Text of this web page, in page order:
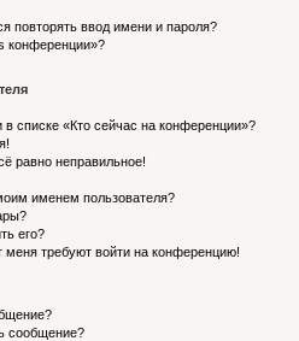
повторять ввод имени и пароля?
конференции»?
списке «Кто сейчас на конференции»?
равно неправильное!
именем пользователя?
его?
меня требуют войти на конференцию!
сообщение?